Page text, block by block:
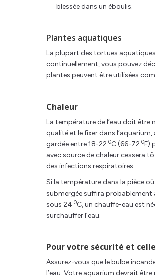
blessée dans un éboulis.
Plantes aquatiques
La plupart des tortues
continuellement, vous pouvez
plantes peuvent être utilisées
Chaleur
La température de l’eau doit être
qualité et le fixer dans
gardée entre 18-22 0C (66-72 0F)
avec source de chaleur cessera
des infections respiratoires.
Si la température dans la pièce
submergée suffira probablement
sous 24 0C, un chauffe-eau est
surchauffer l’eau.
Pour votre sécurité et
Assurez-vous que le bulbe
l’eau. Votre aquarium devrait